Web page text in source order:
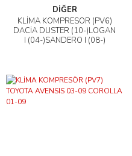
DİĞER
KLİMA KOMPRESÖR (PV6)
DACİA DUSTER (10-)LOGAN
I (04-)SANDERO I (08-)